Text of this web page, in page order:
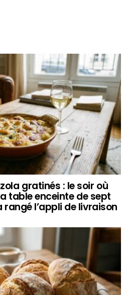
gratinés : le soir où
table enceinte de sept
l’appli de livraison